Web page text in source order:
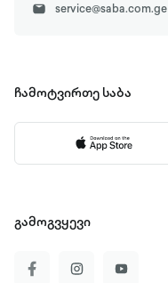
service@saba.com.ge
ჩამოტვირთე საბა
გამოგვყევი